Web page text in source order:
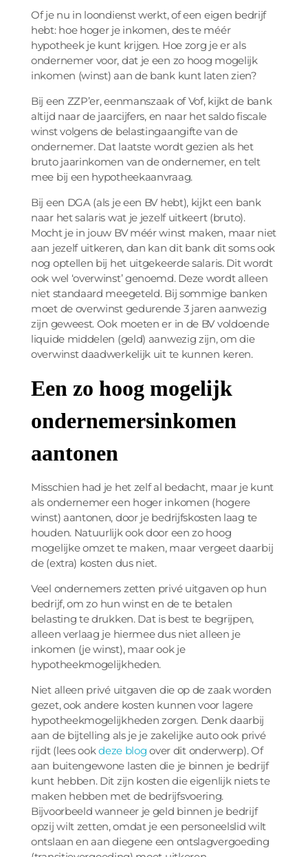
Of je nu in loondienst werkt, of een eigen bedrijf
hebt: hoe hoger je inkomen, des te méér
hypotheek je kunt krijgen. Hoe zorg je er als
ondernemer voor, dat je een zo hoog mogelijk
inkomen (winst) aan de bank kunt laten zien?
Bij een ZZP’er, eenmanszaak of Vof, kijkt de bank
altijd naar de jaarcijfers, en naar het saldo fiscale
winst volgens de belastingaangifte van de
ondernemer. Dat laatste wordt gezien als het
bruto jaarinkomen van de ondernemer, en telt
mee bij een hypotheekaanvraag.
Bij een DGA (als je een BV hebt), kijkt een bank
naar het salaris wat je jezelf uitkeert (bruto).
Mocht je in jouw BV méér winst maken, maar niet
aan jezelf uitkeren, dan kan dit bank dit soms ook
nog optellen bij het uitgekeerde salaris. Dit wordt
ook wel ‘overwinst’ genoemd. Deze wordt alleen
niet standaard meegeteld. Bij sommige banken
moet de overwinst gedurende 3 jaren aanwezig
zijn geweest. Ook moeten er in de BV voldoende
liquide middelen (geld) aanwezig zijn, om die
overwinst daadwerkelijk uit te kunnen keren.
Een zo hoog mogelijk
ondernemersinkomen
aantonen
Misschien had je het zelf al bedacht, maar je kunt
als ondernemer een hoger inkomen (hogere
winst) aantonen, door je bedrijfskosten laag te
houden. Natuurlijk ook door een zo hoog
mogelijke omzet te maken, maar vergeet daarbij
de (extra) kosten dus niet.
Veel ondernemers zetten privé uitgaven op hun
bedrijf, om zo hun winst en de te betalen
belasting te drukken. Dat is best te begrijpen,
alleen verlaag je hiermee dus niet alleen je
inkomen (je winst), maar ook je
hypotheekmogelijkheden.
Niet alleen privé uitgaven die op de zaak worden
gezet, ook andere kosten kunnen voor lagere
hypotheekmogelijkheden zorgen. Denk daarbij
aan de bijtelling als je je zakelijke auto ook privé
rijdt (lees ookdeze blog over dit onderwerp). Of
aan buitengewone lasten die je binnen je bedrijf
kunt hebben. Dit zijn kosten die eigenlijk niets te
maken hebben met de bedrijfsvoering.
Bijvoorbeeld wanneer je geld binnen je bedrijf
opzij wilt zetten, omdat je een personeelslid wilt
ontslaan en aan diegene een ontslagvergoeding